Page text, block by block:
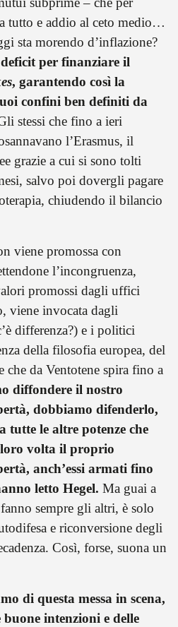
queste esperienze, oltre alle
autobiografici,
di articoli, persi per gli
russa. Giannicola
e tradotto i più
selezionati, vanno
un pensiero e di una vita
un figlio di puttana.
tutto e addio al ceto medio…
sta morendo d’inflazione?
per finanziare il
, garantendo così la
confini ben definiti da
stessi che fino a ieri
l’Erasmus, il
grazie a cui si sono tolti
salvo poi dovergli pagare
chiudendo il bilancio
viene promossa con
l’incongruenza,
promossi dagli uffici
viene invocata dagli
differenza?) e i politici
della filosofia europea, del
che da Ventotene spira fino a
diffondere il nostro
dobbiamo difenderlo,
le altre potenze che
volta il proprio
anch’essi armati fino
letto Hegel. Ma guai a
sempre gli altri, è solo
e riconversione degli
Così, forse, suona un
di questa messa in scena,
intenzioni e delle